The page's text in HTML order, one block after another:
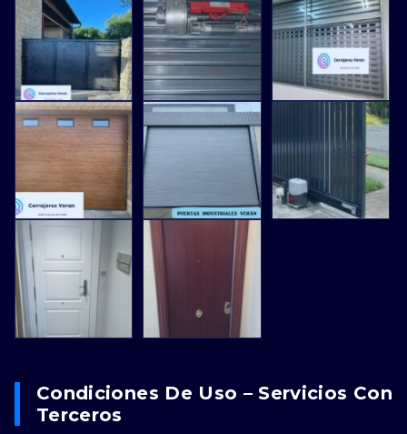
Condiciones De Uso – Servicios Con
Terceros